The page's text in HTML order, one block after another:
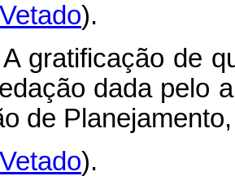
Vetado).
de
dada pelo
de
Vetado).